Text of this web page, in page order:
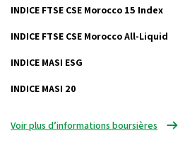
INDICE FTSE CSE Morocco 15 Index
INDICE FTSE CSE Morocco All-Liquid
INDICE MASI ESG
INDICE MASI 20
Voir plus d’informations boursières